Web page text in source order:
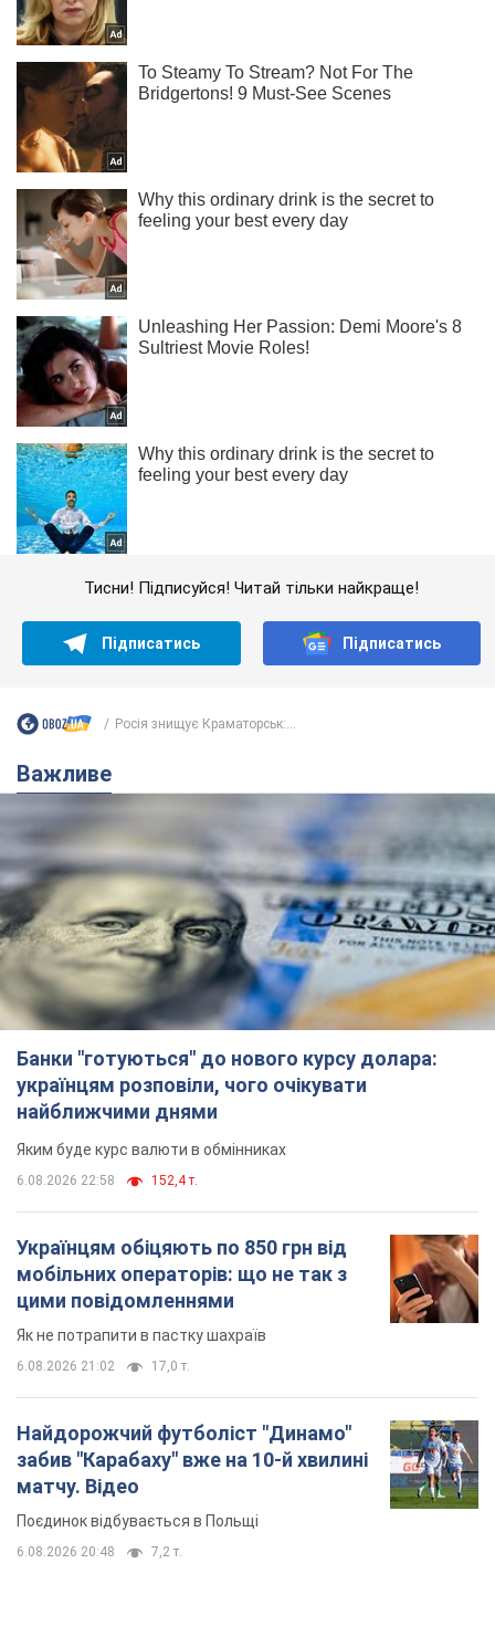
Тисни! Підписуйся! Читай тільки найкраще!
Підписатись Підписатись
Росія знищує Краматорськ:...
Важливе
Банки "готуються" до нового курсу долара:
українцям розповіли, чого очікувати
найближчими днями
Яким буде курс валюти в обмінниках
6.08.2026 22:58 152,4 т.
Українцям обіцяють по 850 грн від
мобільних операторів: що не так з
цими повідомленнями
Як не потрапити в пастку шахраїв
6.08.2026 21:02 17,0 т.
Найдорожчий футболіст "Динамо"
забив "Карабаху" вже на 10-й хвилині
матчу. Відео
Поєдинок відбувається в Польщі
6.08.2026 20:48 7,2 т.